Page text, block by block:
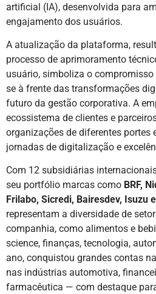
artificial (IA), desenvolvida para
engajamento dos usuários.
A atualização da plataforma,
processo de aprimoramento
usuário, simboliza o
se à frente das transformações
futuro da gestão corporativa. A
ecossistema de clientes e
organizações de diferentes portes
jornadas de digitalização e
Com 12 subsidiárias
seu portfólio marcas como BRF,
Frilabo, Sicredi, Bairesdev, Isuzu e
representam a diversidade de
companhia, como alimentos e
science, finanças, tecnologia,
ano, conquistou grandes contas
nas indústrias automotiva,
farmacêutica — com destaque